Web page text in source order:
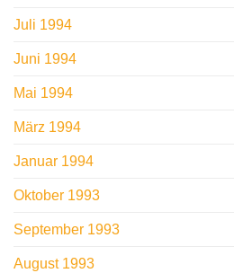
Juli 1994
Juni 1994
Mai 1994
März 1994
Januar 1994
Oktober 1993
September 1993
August 1993